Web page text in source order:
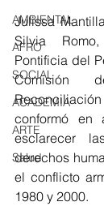
AMBIENTAL
AFRO
SOCIAL
ACADEMIA
ARTE
Salud
Julissa
Silvia
Pontificia del
conformó en
esclarecer
derechos
el conflicto
1980 y 2000.